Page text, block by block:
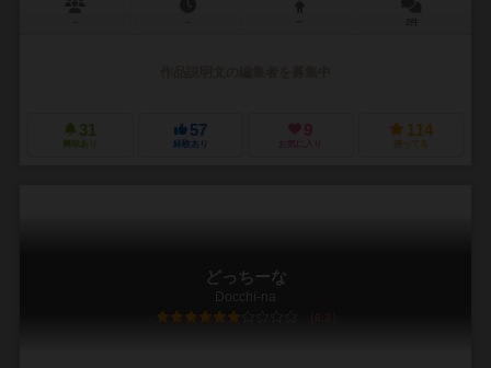
31
興味あり
57
経験あり
9
お気に入り
114
持ってる
どっちーな
Docchi-na
6.2